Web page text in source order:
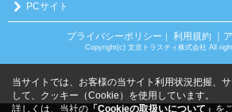
PCサイト
プライバシーポリシー ｜ 利用規約 ｜
Copyright(c) 文京トラスティ株式会社 All
当サイトでは、お客様の当サイト利用状況把握、
して、クッキー（Cookie）を使用しています。
詳しくは、当社の 「Cookieの取扱いについて」 を